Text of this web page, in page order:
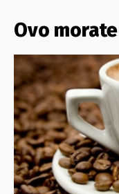
Ovo